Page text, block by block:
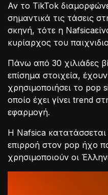
Αν τo TikTok
σημαντικά τις τάσεις
σκηνή, τότε η
κυρίαρχος του
Πάνω από 30 χιλιάδες
επίσημα στοιχεία,
χρησιμοποιήσει το pop
οποίο έχει γίνει trend
εφαρμογή.
Η Nafsica
επιρροή στον pop ήχο
χρησιμοποιούν οι